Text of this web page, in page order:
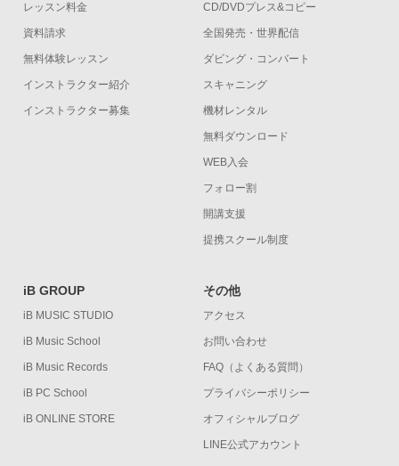
レッスン料金
資料請求
無料体験レッスン
インストラクター紹介
インストラクター募集
CD/DVDプレス&コピー
全国発売・世界配信
ダビング・コンバート
スキャニング
機材レンタル
無料ダウンロード
WEB入会
フォロー割
開講支援
提携スクール制度
iB GROUP
iB MUSIC STUDIO
iB Music School
iB Music Records
iB PC School
iB ONLINE STORE
その他
アクセス
お問い合わせ
FAQ（よくある質問）
プライバシーポリシー
オフィシャルブログ
LINE公式アカウント